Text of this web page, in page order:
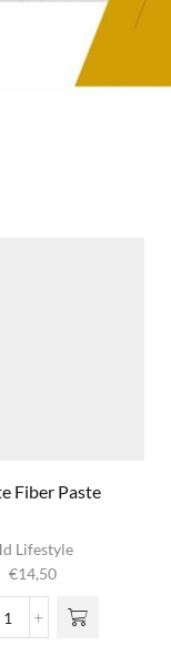
Fiber Paste
Lifestyle
€14,50
Matte